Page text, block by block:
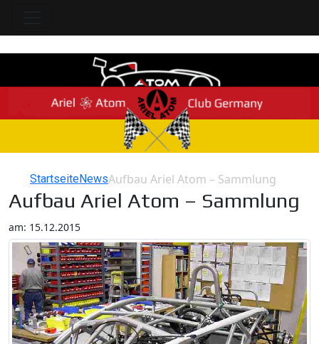
StartseiteNewsAufbau Ariel Atom – Sammlung
Aufbau Ariel Atom – Sammlung
am: 15.12.2015